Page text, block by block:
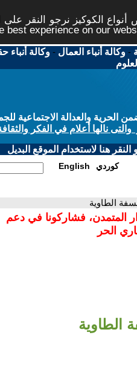
الكوكيز نرجو النقر
best experience on our
-وكالة أنباء العمال -وكالة أنباء
والعدالة الاجتماعية
نالها أعلام في الفكر
هنا لاستخدام الموقع البديل
English كوردي
الطاوية
المتمدن، فشاركونا في دعم
الحر
الطاوية